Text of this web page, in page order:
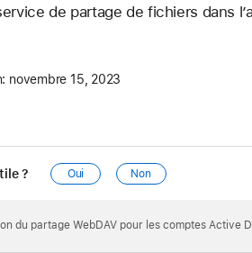
de partage de fichiers dans
novembre 15, 2023
? Oui Non
du partage WebDAV pour les comptes Active